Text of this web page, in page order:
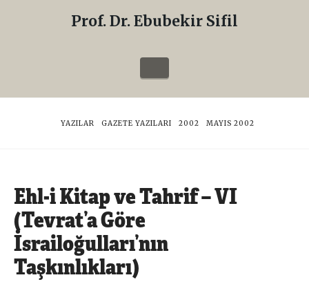
Sifil
Prof. Dr. Ebubekir Sifil
Navigation
HOME
YAZILAR GAZETE YAZILARI 2002 MAYIS 2002
Ehl-i Kitap ve Tahrif – VI
(Tevrat’a Göre
İsrailoğulları’nın
Taşkınlıkları)